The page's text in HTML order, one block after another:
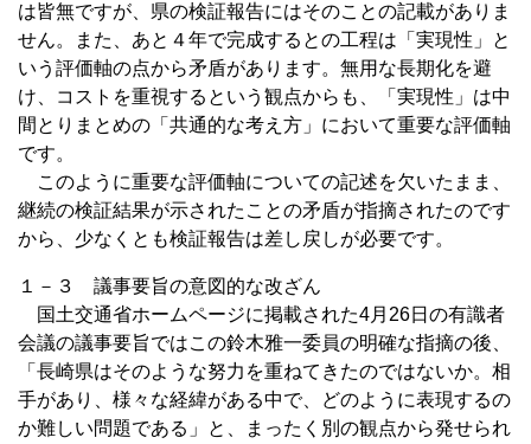
は皆無ですが、県の検証報告にはそのことの記載がありま
せん。また、あと４年で完成するとの工程は「実現性」と
いう評価軸の点から矛盾があります。無用な長期化を避
け、コストを重視するという観点からも、「実現性」は中
間とりまとめの「共通的な考え方」において重要な評価軸
です。
このように重要な評価軸についての記述を欠いたまま、
継続の検証結果が示されたことの矛盾が指摘されたのです
から、少なくとも検証報告は差し戻しが必要です。
１－３ 議事要旨の意図的な改ざん
国土交通省ホームページに掲載された4月26日の有識者
会議の議事要旨ではこの鈴木雅一委員の明確な指摘の後、
「長崎県はそのような努力を重ねてきたのではないか。相
手があり、様々な経緯がある中で、どのように表現するの
か難しい問題である」と、まったく別の観点から発せられ